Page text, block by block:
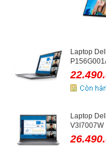
Laptop
Laptop
V3I7007W